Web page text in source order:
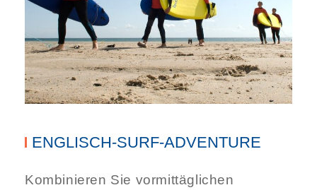
ENGLISCH-SURF-ADVENTURE
Kombinieren Sie vormittäglichen